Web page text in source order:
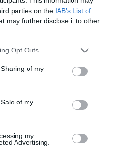
parties on the IAB’s List of
may further disclose it to other
app uses one or more Google
behaviour. You may click to
and its third-party tags to
purposes in below Google
Opt Outs
of my
of my
my
Advertising.
engedi a home office-t
menekülnek a diplomás
home office adózás